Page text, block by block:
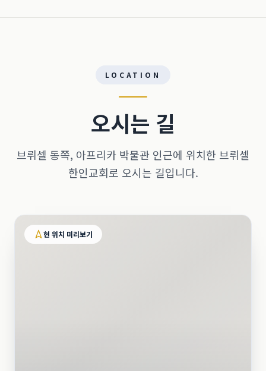
LOCATION
오시는 길
브뤼셀 동쪽, 아프리카 박물관 인근에 위치한 브뤼셀
한인교회로 오시는 길입니다.
현 위치 미리보기